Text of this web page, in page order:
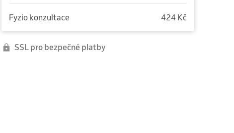
Fyzio konzultace 424 Kč
SSL pro bezpečné platby